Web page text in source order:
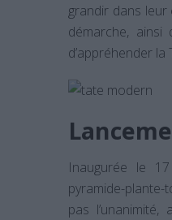
grandir dans
démarche,
d’appréhender
Inaugurée le
pyramide-
pas